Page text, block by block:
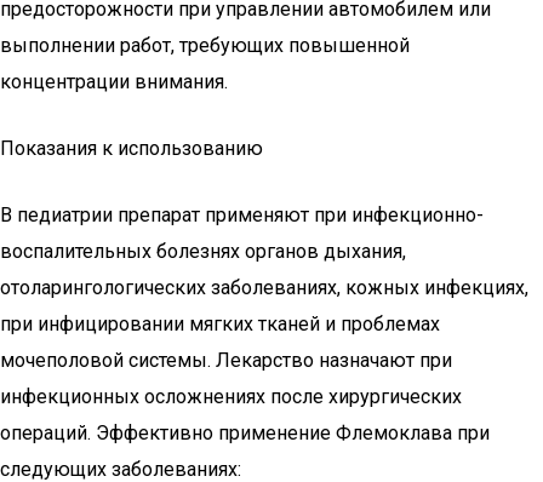
предосторожности при управлении автомобилем или
выполнении работ, требующих повышенной
концентрации внимания.
Показания к использованию
В педиатрии препарат применяют при инфекционно-
воспалительных болезнях органов дыхания,
отоларингологических заболеваниях, кожных инфекциях,
при инфицировании мягких тканей и проблемах
мочеполовой системы. Лекарство назначают при
инфекционных осложнениях после хирургических
операций. Эффективно применение Флемоклава при
следующих заболеваниях: